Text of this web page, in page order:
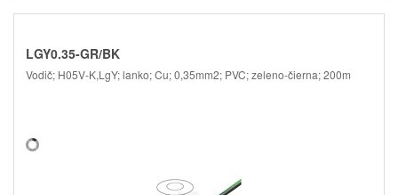
LGY0.35-GR/BK
Vodič; H05V-K,LgY; lanko; Cu; 0,35mm2; PVC; zeleno-čierna; 200m